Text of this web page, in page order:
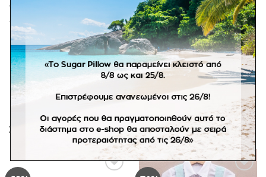
*Σε προϊόντα κατόπιν παραγγελίας δεν ισχύει η
πληρωμή με αντικαταβολή.
ΣΧΕΤΙΚΆ ΠΡΟΪΌΝΤΑ